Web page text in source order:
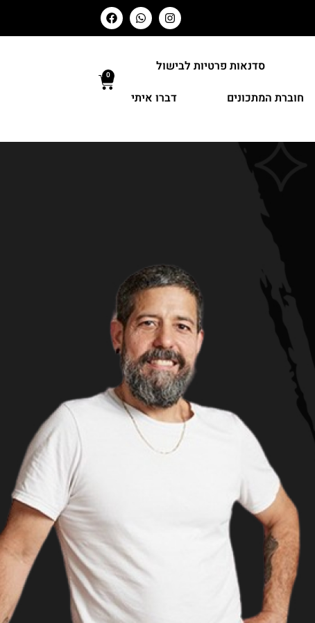
סדנאות פרטיות לבישול
חוברת המתכונים דברו איתי
0